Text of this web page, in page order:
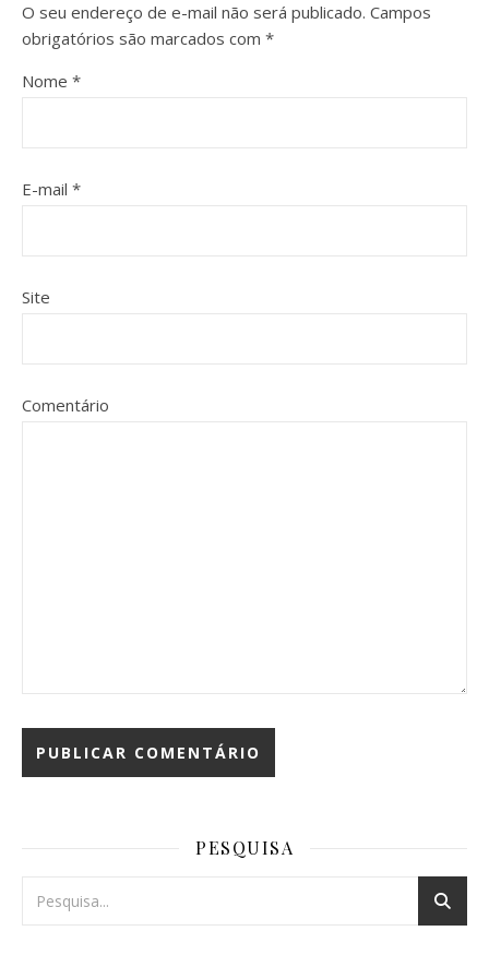
O seu endereço de e-mail não será publicado. Campos
obrigatórios são marcados com *
Nome *
E-mail *
Site
Comentário
PESQUISA